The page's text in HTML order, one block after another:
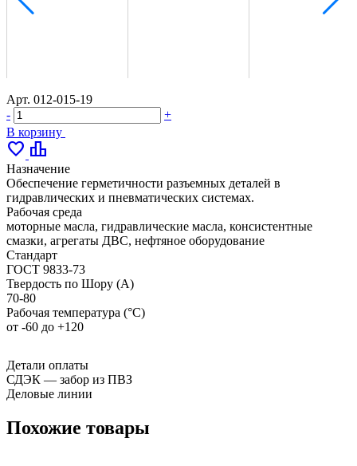
Арт. 012-015-19
-
+
В корзину
favorite leaderboard
Назначение
Обеспечение герметичности разъемных деталей в
гидравлических и пневматических системах.
Рабочая среда
моторные масла, гидравлические масла, консистентные
смазки, агрегаты ДВС, нефтяное оборудование
Стандарт
ГОСТ 9833-73
Твердость по Шору (А)
70-80
Рабочая температура (°С)
от -60 до +120
Детали оплаты
СДЭК — забор из ПВЗ
Деловые линии
Похожие товары